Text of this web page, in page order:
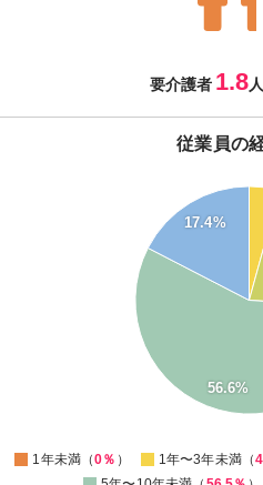
要介護者 1.8人
従業員の
56.6%
17.4%
1年未満（0％ ） 1年〜3年未満（